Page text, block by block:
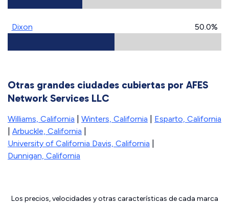
Dixon 50.0%
Otras grandes ciudades cubiertas por AFES
Network Services LLC
Williams, California Winters, California
Esparto, California
Arbuckle, California
University of California Davis, California
Dunnigan, California
Los precios, velocidades y otras características de cada marca